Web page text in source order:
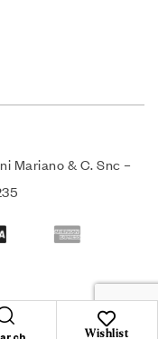
Wishlist
Mariano & C. Snc –